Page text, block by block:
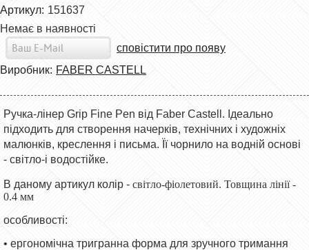
Артикул: 151637
Немає в наявності
сповістити про появу
Виробник: FABER CASTELL
Ручка-лінер Grip Fine Pen від Faber Castell. Ідеально
підходить для створення начерків, технічних і художніх
малюнків, креслення і письма. Її чорнило на водній основі
- світло-і водостійке.
В даному артикул колір - світло-фіолетовий. Товщина лінії -
0.4 мм
особливості:
• ергономічна тригранна форма для зручного тримання